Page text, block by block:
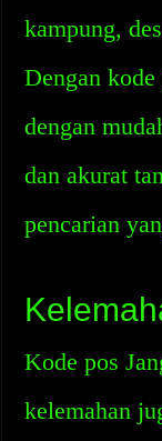
kampung,
Dengan
dengan
dan akurat
pencarian
Kode pos
kelemahan